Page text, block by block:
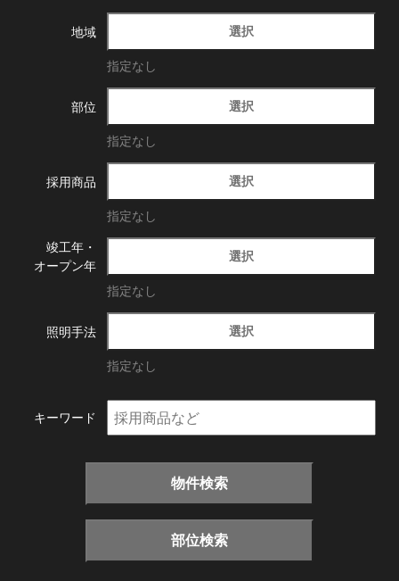
地域 選択
指定なし
部位 選択
指定なし
採用商品 選択
指定なし
竣工年・
オープン年
選択
指定なし
照明手法 選択
指定なし
キーワード
物件検索
部位検索